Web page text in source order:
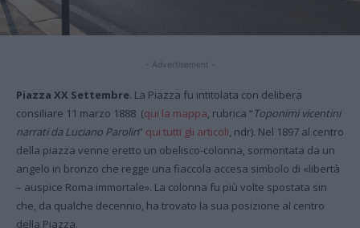
- Advertisement -
Piazza XX Settembre. La Piazza fu intitolata con delibera
consiliare 11 marzo 1888 (qui la mappa, rubrica “Toponimi vicentini
narrati da Luciano Parolin” qui tutti gli articoli, ndr). Nel 1897 al centro
della piazza venne eretto un obelisco-colonna, sormontata da un
angelo in bronzo che regge una fiaccola accesa simbolo di «libertà
– auspice Roma immortale». La colonna fu più volte spostata sin
che, da qualche decennio, ha trovato la sua posizione al centro
della Piazza.